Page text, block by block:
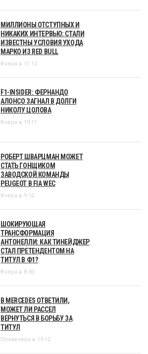
МИЛЛИОНЫ ОТСТУПНЫХ И
НИКАКИХ ИНТЕРВЬЮ: СТАЛИ
ИЗВЕСТНЫ УСЛОВИЯ УХОДА
МАРКО ИЗ RED BULL
Вчера в 11:12
F1-INSIDER: ФЕРНАНДО
АЛОНСО ЗАГНАЛ В ДОЛГИ
НИКОЛУ ЦОЛОВА
Вчера в 10:11
РОБЕРТ ШВАРЦМАН МОЖЕТ
СТАТЬ ГОНЩИКОМ
ЗАВОДСКОЙ КОМАНДЫ
PEUGEOT В FIA WEC
Вчера в 9:10
ШОКИРУЮЩАЯ
ТРАНСФОРМАЦИЯ
АНТОНЕЛЛИ: КАК ТИНЕЙДЖЕР
СТАЛ ПРЕТЕНДЕНТОМ НА
ТИТУЛ В Ф1?
Вчера в 8:30
В MERCEDES ОТВЕТИЛИ,
МОЖЕТ ЛИ РАССЕЛ
ВЕРНУТЬСЯ В БОРЬБУ ЗА
ТИТУЛ
Позавчера в 19:12